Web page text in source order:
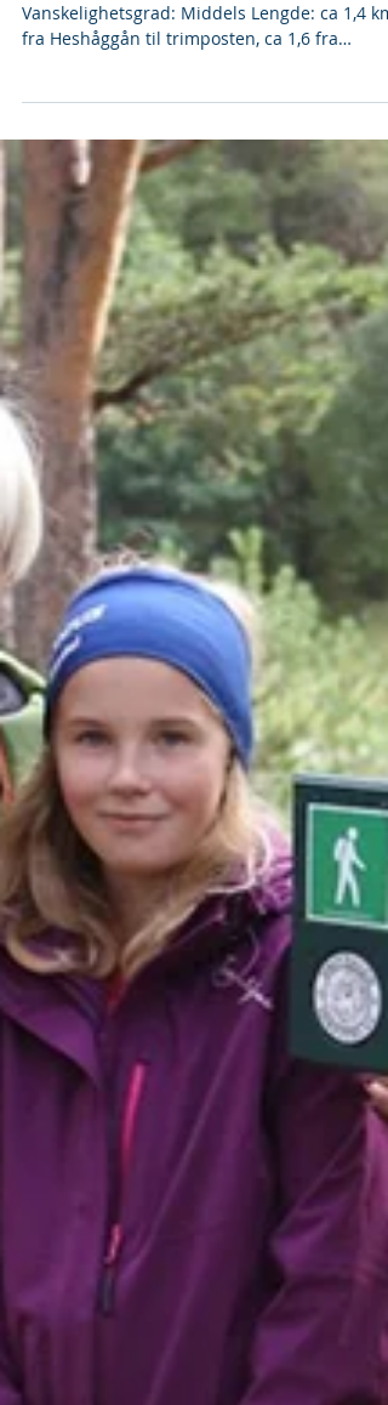
Hesthåggålia, Vårstigen
fra Heshåggån til trimposten, ca 1,6 fra
Nestavoll til trimposten. Hele turen langs
Nordre Vårstig fra Hesthåggån til Nestavoll: ca
3 km. Parkering: Kjør av fra E6 ved skilting til
Rasteplass i Hesthåggån. Eller parker ved
rasteplass ved Nestavoll. Turbeskrivelse fra
Hesthåggån: Kryss E6 nord for toalettbygg på
rasteplass. Følg nordre Vårstig opp
Hesthåggåkleiva til DIL’s trimpost. Nordre
Vårstig